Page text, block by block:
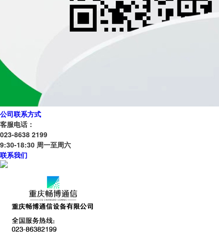
公司联系方式
客服电话：
023-8638 2199
9:30-18:30 周一至周六
联系我们